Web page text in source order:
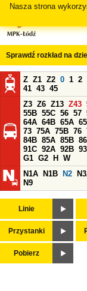
Nasza strona
Sprawdź rozkład na
Z Z1 Z2 0 1 2
41 43 45
Z3 Z6 Z13 Z43
55B 55C 56 57
64A 64B 65A
73 75A 75B 76
84B 85A 85B 86
91C 92A 92B 93
G1 G2 H
W
N1A
N1B N2
N9
Linie
Przystanki
Pobierz